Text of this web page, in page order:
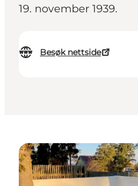
19. november 1939.
Besøk nettside